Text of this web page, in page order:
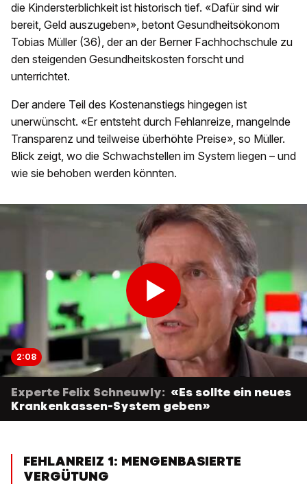
die Kindersterblichkeit ist historisch tief. «Dafür sind wir
bereit, Geld auszugeben», betont Gesundheitsökonom
Tobias Müller (36), der an der Berner Fachhochschule zu
den steigenden Gesundheitskosten forscht und
unterrichtet.
Der andere Teil des Kostenanstiegs hingegen ist
unerwünscht. «Er entsteht durch Fehlanreize, mangelnde
Transparenz und teilweise überhöhte Preise», so Müller.
Blick zeigt, wo die Schwachstellen im System liegen – und
wie sie behoben werden könnten.
2:08
Experte Felix Schneuwly: «Es sollte ein neues
Krankenkassen-System geben»
FEHLANREIZ 1: MENGENBASIERTE
VERGÜTUNG